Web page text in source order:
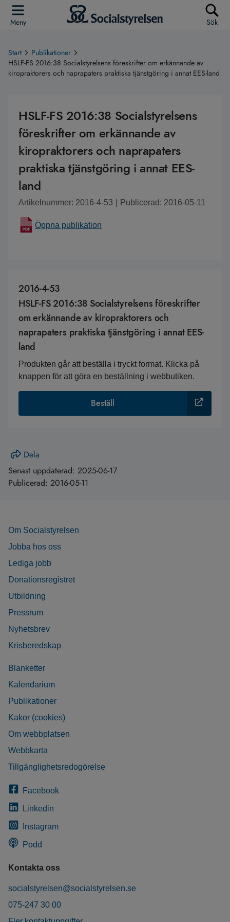
Meny Sök
Start
Publikationer
HSLF-FS 2016:38 Socialstyrelsens föreskrifter om erkännande av
kiropraktorers och naprapaters praktiska tjänstgöring i annat EES-land
HSLF-FS 2016:38 Socialstyrelsens
föreskrifter om erkännande av
kiropraktorers och naprapaters
praktiska tjänstgöring i annat EES-
land
Artikelnummer: 2016-4-53 Publicerad: 2016-05-11
Öppna publikation
2016-4-53
HSLF-FS 2016:38 Socialstyrelsens föreskrifter
om erkännande av kiropraktorers och
naprapaters praktiska tjänstgöring i annat EES-
land
Produkten går att beställa i tryckt format. Klicka på
knappen för att göra en beställning i webbutiken.
Beställ
Dela
Senast uppdaterad: 2025-06-17
Publicerad: 2016-05-11
Om Socialstyrelsen
Jobba hos oss
Lediga jobb
Donationsregistret
Utbildning
Pressrum
Nyhetsbrev
Krisberedskap
Blanketter
Kalendarium
Publikationer
Kakor (cookies)
Om webbplatsen
Webbkarta
Tillgänglighetsredogörelse
Facebook
Linkedin
Instagram
Podd
Kontakta oss
socialstyrelsen@socialstyrelsen.se
075-247 30 00